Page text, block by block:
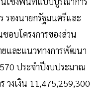
องนายกรัฐมนตรีและ
อบโครงการของส่วน
ยและแนวทางการพัฒนา
ประจำปีงบประมาณ
วงเงิน 11,475,259,300